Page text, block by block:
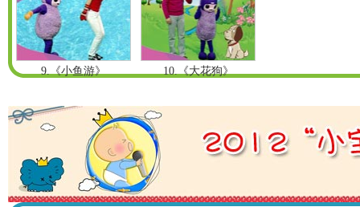
9.《小鱼游》 10.《大花狗》